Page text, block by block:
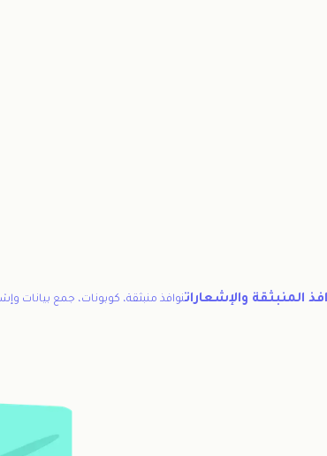
المنبثقة والإشعاراتنوافذ منبثقة، كوبونات، جمع بيانات